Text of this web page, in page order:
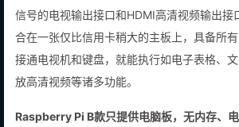
信号的电视输出接口和HDMI高清视频输出接
合在一张仅比信用卡稍大的主板上，具备所
接通电视机和键盘，就能执行如电子表格、
放高清视频等诸多功能。
Raspberry Pi B款只提供电脑板，无内存、